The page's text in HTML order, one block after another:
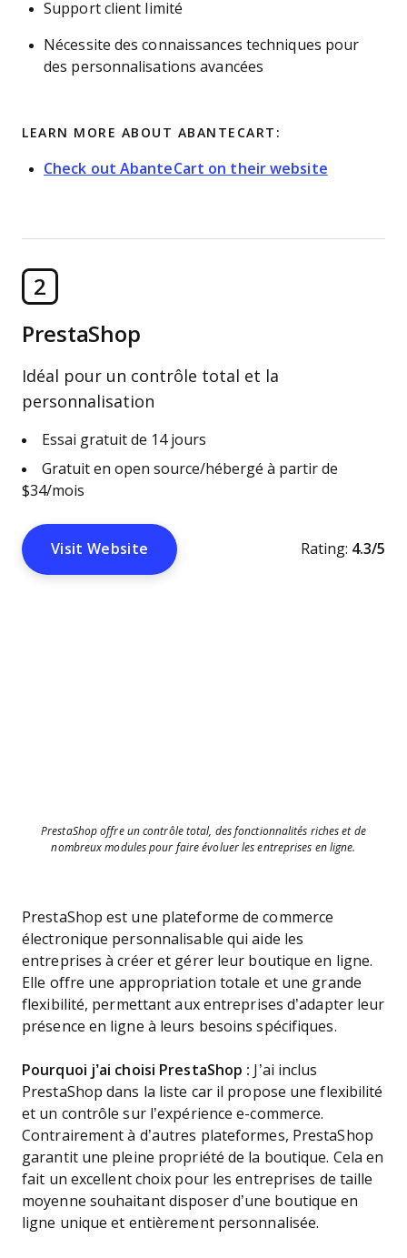
Support client limité
Nécessite des connaissances techniques pour
des personnalisations avancées
LEARN MORE ABOUT ABANTECART:
Check out AbanteCart on their website
2
PrestaShop
Idéal pour un contrôle total et la
personnalisation
Essai gratuit de 14 jours
Gratuit en open source/hébergé à partir de
$34/mois
Visit Website Rating: 4.3/5
PrestaShop offre un contrôle total, des fonctionnalités riches et de
nombreux modules pour faire évoluer les entreprises en ligne.
PrestaShop est une plateforme de commerce
électronique personnalisable qui aide les
entreprises à créer et gérer leur boutique en ligne.
Elle offre une appropriation totale et une grande
flexibilité, permettant aux entreprises d’adapter leur
présence en ligne à leurs besoins spécifiques.
Pourquoi j’ai choisi PrestaShop :
J’ai inclus
PrestaShop dans la liste car il propose une flexibilité
et un contrôle sur l’expérience e-commerce.
Contrairement à d’autres plateformes, PrestaShop
garantit une pleine propriété de la boutique. Cela en
fait un excellent choix pour les entreprises de taille
moyenne souhaitant disposer d’une boutique en
ligne unique et entièrement personnalisée.